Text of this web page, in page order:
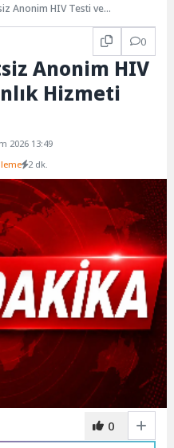
Anonim HIV Testi ve
0
Anonim HIV
Hizmeti
2026 13:49
2 dk.
0